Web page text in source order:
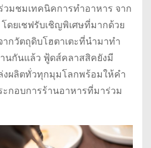
มชมเทคนิคการทำอาหาร จาก
ดยเชฟรับเชิญพิเศษที่มากด้วย
กวัตถุดิบโฮตาเตะที่นำมาทำ
นกันแล้ว ฟู้ดส์คลาสสิคยังมี
ผลิตทั่วทุกมุมโลกพร้อมให้คำ
ะกอบการร้านอาหารที่มาร่วม